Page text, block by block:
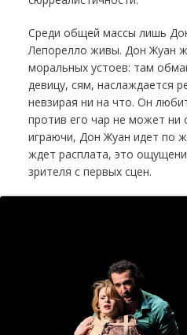
Среди общей массы лишь
Лепорелло живы. Дон Жуан
моральных устоев: там
девицу, сям, наслаждается
невзирая ни на что. Он
против его чар не может ни
играючи, Дон Жуан идет по
ждет расплата, это
зрителя с первых сцен.